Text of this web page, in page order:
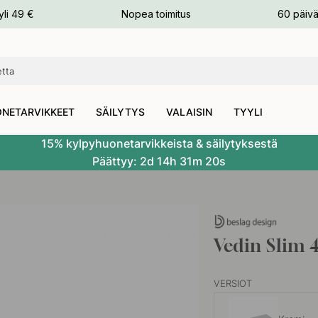
49 € Nopea toimitus 60
SÄILYTYS VALAISIN TYYLI
15% kylpyhuonetarvikkeista & säilytyksestä
Päättyy: 2d 14h 31m 19s
Vedin Slim
VERSIOT